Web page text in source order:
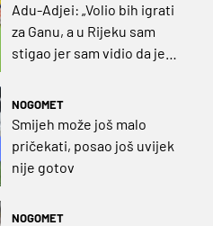
Adu-Adjei: „Volio bih igrati
za Ganu, a u Rijeku sam
stigao jer sam vidio da je
NOGOMET
Smijeh može još malo
pričekati, posao još uvijek
nije gotov
NOGOMET